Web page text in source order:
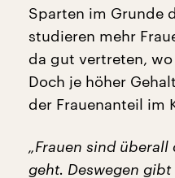
Sparten im Grunde
studieren mehr
da gut vertreten,
Doch je höher
der Frauenanteil im
„Frauen sind
geht. Deswegen